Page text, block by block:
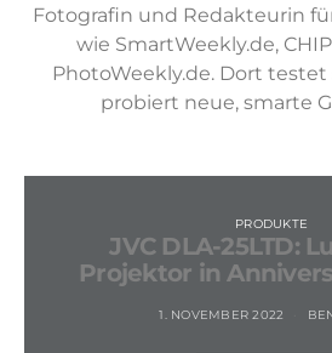
Fotografin und Redakteurin
wie SmartWeekly.de,
PhotoWeekly.de. Dort testet
probiert neue, smarte
PRODUKTE
JVC DLA-25LTD:
Projektor in
1. NOVEMBER 2022